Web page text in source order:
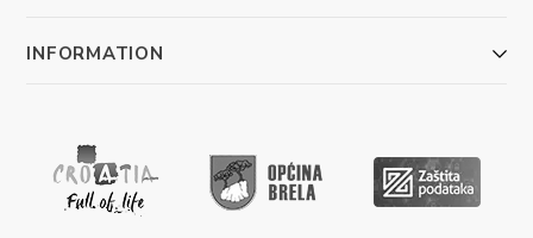
INFORMATION